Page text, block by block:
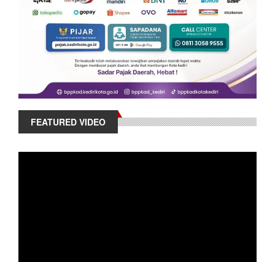
FEATURED VIDEO